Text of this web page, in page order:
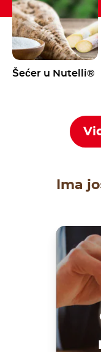
Šećer u Nutelli®
Ima